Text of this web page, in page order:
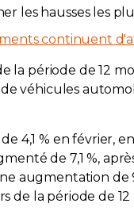
continuent
période de 12
véhicules
4,1 % en février,
de 7,1 %,
augmentation
de la période de